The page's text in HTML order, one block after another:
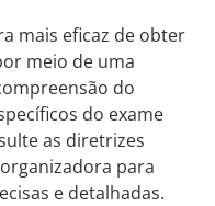
mais eficaz de obter
meio de uma
do
do exame
as diretrizes
para
e detalhadas.